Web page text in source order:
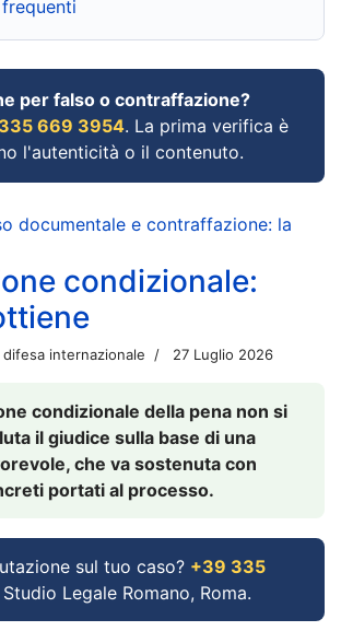
per falso o contraffazione?
669 3954. La prima verifica è
l'autenticità o il contenuto.
documentale e contraffazione: la
condizionale:
internazionale 27 Luglio 2026
condizionale della pena non si
il giudice sulla base di una
che va sostenuta con
portati al processo.
sul tuo caso? +39 335
Legale Romano, Roma.